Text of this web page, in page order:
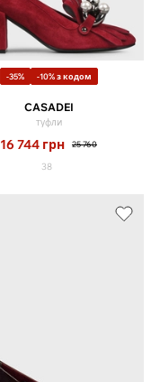
-35% -10% з кодом
CASADEI
туфли
16 744 грн 25 760
38